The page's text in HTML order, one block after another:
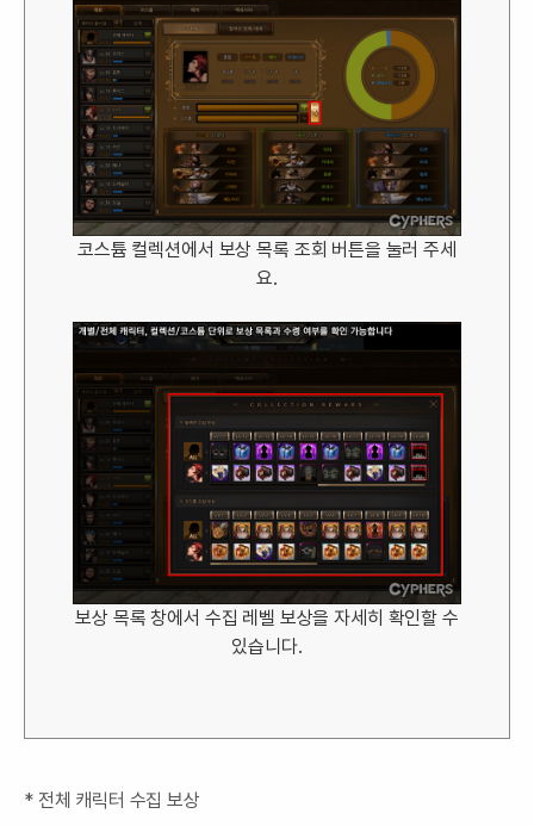
코스튬 컬렉션에서 보상 목록 조회 버튼을 눌러 주세
요.
보상 목록 창에서 수집 레벨 보상을 자세히 확인할 수
있습니다.
* 전체 캐릭터 수집 보상